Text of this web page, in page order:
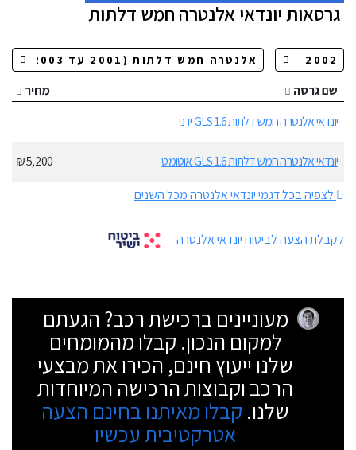
גרסאותיונדאי אלנטרה חמש דלתות
שם גרסה
מחיר
יונדאי אלנטרה חמש דלתות GLS 1.6 ידני
יונדאי אלנטרה חמש דלתות GLS 1.6 אוטומט
5,200 ₪
לצפיה בכל דגמי יונדאי אלנטרה מכל השנים
לקבלת הצעה לביטוח יונדאי אלנטרה
מעוניינים ברכישת רכב? הגעתם
למקום הנכון. קבלו מהמומחים
שלנו ייעוץ חינם, הכירו את מבצעי
הרכב וקבוצות הרכישה המיוחדות
שלנו. קבלו מאיתנו בחינם הצעה
אטרקטיבית עכשיו